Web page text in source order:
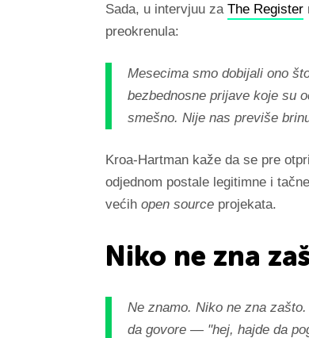
Sada, u intervjuu za The Register
preokrenula:
Mesecima smo dobijali ono
bezbednosne prijave koje su
smešno. Nije nas previše
Kroa-Hartman kaže da se pre
odjednom postale legitimne i
većih open source projekata.
Niko ne zna
Ne znamo. Niko ne zna
da govore — "hej, hajde da